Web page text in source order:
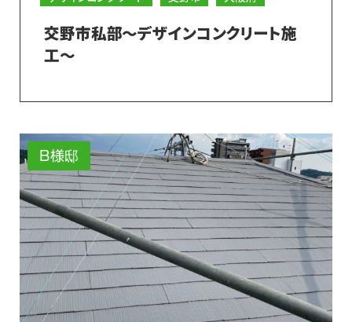
交野市私部～デザインコンクリート施
工～
B様邸